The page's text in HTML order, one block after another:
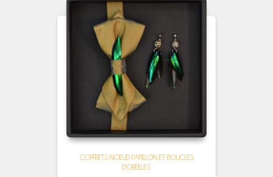
COFFRETS NOEUD PAPILLON ET BOUCLES
D'OREILLES